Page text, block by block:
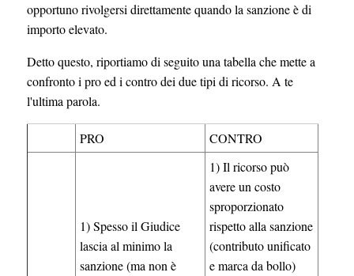
opportuno rivolgersi direttamente quando la sanzione è di
importo elevato.
Detto questo, riportiamo di seguito una tabella che mette a
confronto i pro ed i contro dei due tipi di ricorso. A te
l'ultima parola.
PRO CONTRO
1) Spesso il Giudice
lascia al minimo la
sanzione (ma non è
1) Il ricorso può
avere un costo
sproporzionato
rispetto alla sanzione
(contributo unificato
e marca da bollo)